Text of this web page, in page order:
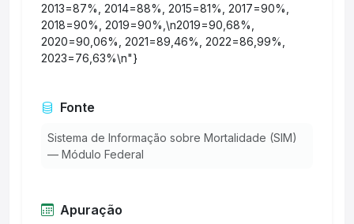
2013=87%, 2014=88%, 2015=81%, 2017=90%,
2018=90%, 2019=90%,\n2019=90,68%,
2020=90,06%, 2021=89,46%, 2022=86,99%,
2023=76,63%\n"}
Fonte
Sistema de Informação sobre Mortalidade (SIM)
— Módulo Federal
Apuração